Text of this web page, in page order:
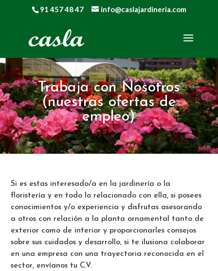
91 457 48 47 info@caslajardineria.com
Trabaja con Nosotros
(nuestras ofertas de
empleo)
Si es estas interesado/a en la jardinería o la
floristería y en todo lo relacionado con ella, si posees
conocimientos y/o experiencia y disfrutas asesorando
a otros con relación a la planta ornamental tanto de
exterior como de interior y proporcionarles consejos
sobre sus cuidados y desarrollo, si te ilusiona colaborar
en una empresa con una trayectoria reconocida en el
sector, envíanos tu C.V.